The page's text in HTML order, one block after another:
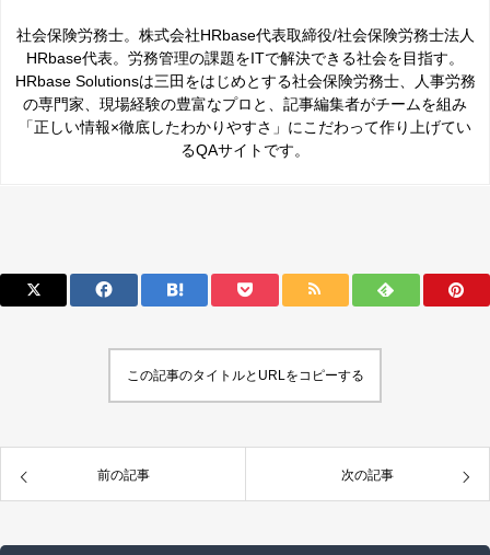
社会保険労務士。株式会社HRbase代表取締役/社会保険労務士法人
HRbase代表。労務管理の課題をITで解決できる社会を目指す。
HRbase Solutionsは三田をはじめとする社会保険労務士、人事労務
の専門家、現場経験の豊富なプロと、記事編集者がチームを組み
「正しい情報×徹底したわかりやすさ」にこだわって作り上げてい
るQAサイトです。
この記事のタイトルとURLをコピーする
前の記事 次の記事